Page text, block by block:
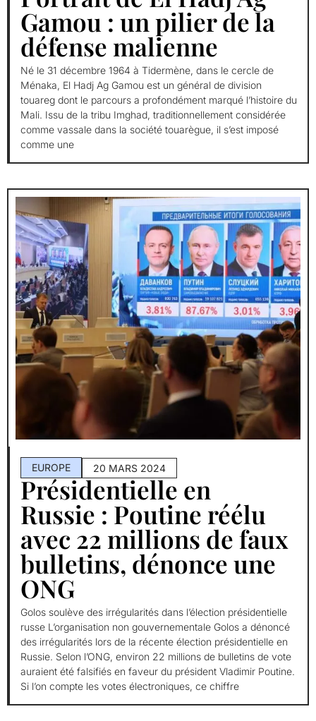
Gamou : un pilier de la
défense malienne
Né le 31 décembre 1964 à Tidermène, dans le cercle de
Ménaka, El Hadj Ag Gamou est un général de division
touareg dont le parcours a profondément marqué l’histoire du
Mali. Issu de la tribu Imghad, traditionnellement considérée
comme vassale dans la société touarègue, il s’est imposé
comme une
EUROPE 20 MARS 2024
Présidentielle en
Russie : Poutine réélu
avec 22 millions de faux
bulletins, dénonce une
ONG
Golos soulève des irrégularités dans l’élection présidentielle
russe L’organisation non gouvernementale Golos a dénoncé
des irrégularités lors de la récente élection présidentielle en
Russie. Selon l’ONG, environ 22 millions de bulletins de vote
auraient été falsifiés en faveur du président Vladimir Poutine.
Si l’on compte les votes électroniques, ce chiffre